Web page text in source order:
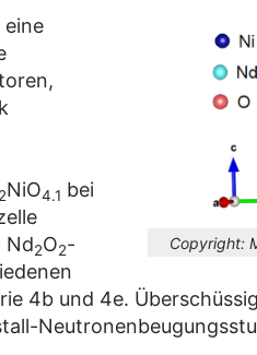
Copyright:
2NiO4.1 bei
Nd2O2-
4b und 4e.